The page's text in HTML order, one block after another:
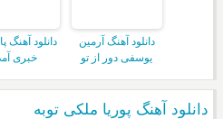
دانلود آهنگ آرمین
یوسفی دور از تو
دانلود آهنگ
خبری
دانلود آهنگ پوریا ملکی توبه